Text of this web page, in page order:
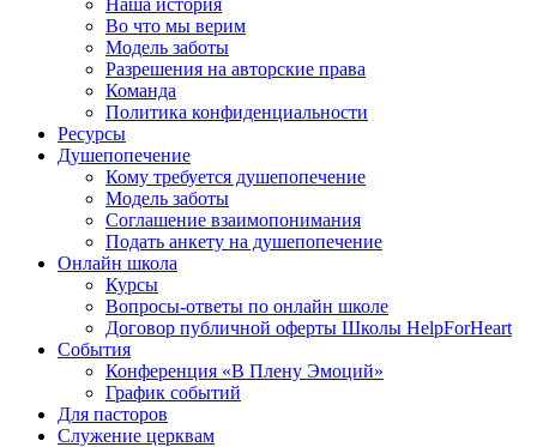
Наша история
Во что мы верим
Модель заботы
Разрешения на авторские права
Команда
Политика конфиденциальности
Ресурсы
Душепопечение
Кому требуется душепопечение
Модель заботы
Соглашение взаимопонимания
Подать анкету на душепопечение
Онлайн школа
Курсы
Вопросы-ответы по онлайн школе
Договор публичной оферты Школы HelpForHeart
События
Конференция «В Плену Эмоций»
График событий
Для пасторов
Служение церквам